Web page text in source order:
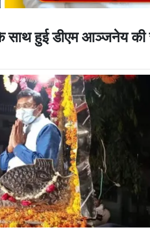
हुई डीएम आञ्जनेय की